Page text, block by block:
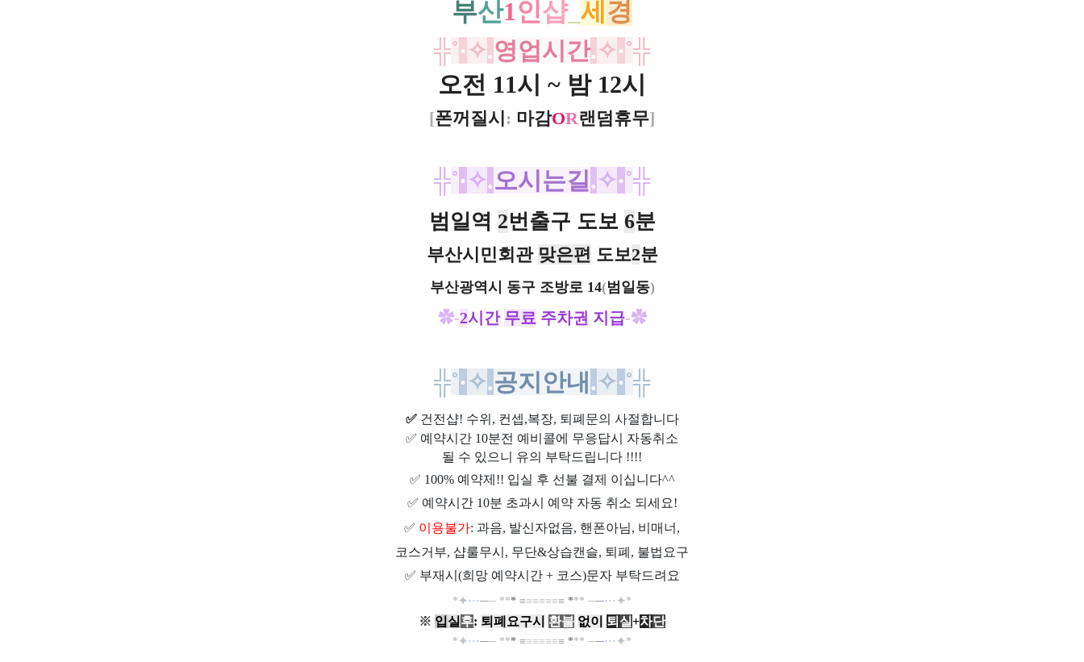
부산1인샵_ 세 경
╬˚·✧.영업시간.✧·˚╬
오전 11시 ~ 밤 12시
[폰꺼질시 : 마감OR랜덤휴무]
╬˚·✧.오시는길 .✧·˚╬
범일역 2번출구 도보 6분
부산시민회관 맞은편 도보2분
부산광역시 동구 조방로 14(범일동)
✿-2시간 무료 주차권 지급-✿
╬˚·✧.공지안내 .✧·˚╬
✅ 건전샵! 수위, 컨셉,복장, 퇴폐문의 사절합니다
✅ 예약시간 10분전 예비콜에 무응답시 자동취소
될 수 있으니 유의 부탁드립니다 !!!!
✅ 100% 예약제!! 입실 후 선불 결제 이십니다^^
✅ 예약시간 10분 초과시 예약 자동 취소 되세요!
✅ 이용불가: 과음, 발신자없음, 핸폰아님, 비매너,
코스거부, 샵룰무시, 무단&상습캔슬, 퇴폐, 불법요구
✅ 부재시(희망 예약시간 + 코스)문자 부탁드려요
*✦·· ·── *** ≡≡≡≡≡≡≡ *** ──·· · ✦*
※ 입실 후: 퇴폐요구시 환불 없이 퇴 실+차단
*✦·· ·── *** ≡≡≡≡≡≡≡ *** ──·· · ✦*